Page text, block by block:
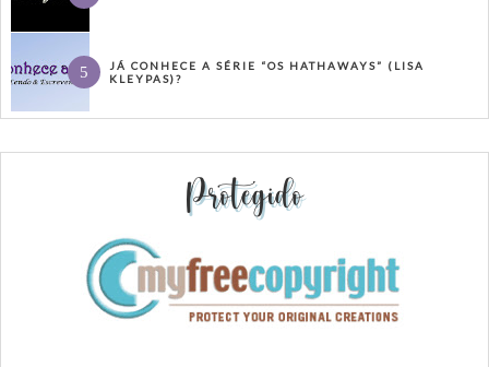
JÁ CONHECE A SÉRIE “OS HATHAWAYS” (LISA
KLEYPAS)?
Protegido